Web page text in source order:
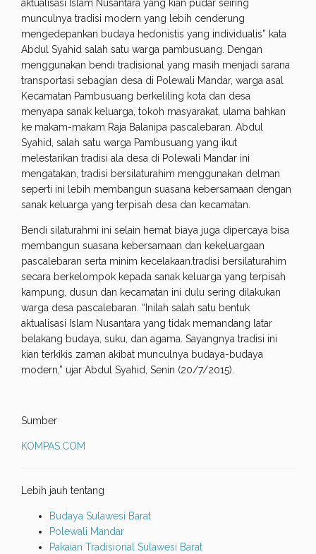
aktualisasi Islam Nusantara yang kian pudar seiring
munculnya tradisi modern yang lebih cenderung
mengedepankan budaya hedonistis yang individualis” kata
Abdul Syahid salah satu warga pambusuang. Dengan
menggunakan bendi tradisional yang masih menjadi sarana
transportasi sebagian desa di Polewali Mandar, warga asal
Kecamatan Pambusuang berkeliling kota dan desa
menyapa sanak keluarga, tokoh masyarakat, ulama bahkan
ke makam-makam Raja Balanipa pascalebaran. Abdul
Syahid, salah satu warga Pambusuang yang ikut
melestarikan tradisi ala desa di Polewali Mandar ini
mengatakan, tradisi bersilaturahim menggunakan delman
seperti ini lebih membangun suasana kebersamaan dengan
sanak keluarga yang terpisah desa dan kecamatan.
Bendi silaturahmi ini selain hemat biaya juga dipercaya bisa
membangun suasana kebersamaan dan kekeluargaan
pascalebaran serta minim kecelakaan.tradisi bersilaturahim
secara berkelompok kepada sanak keluarga yang terpisah
kampung, dusun dan kecamatan ini dulu sering dilakukan
warga desa pascalebaran. “Inilah salah satu bentuk
aktualisasi Islam Nusantara yang tidak memandang latar
belakang budaya, suku, dan agama. Sayangnya tradisi ini
kian terkikis zaman akibat munculnya budaya-budaya
modern,” ujar Abdul Syahid, Senin (20/7/2015).
Sumber
KOMPAS.COM
Lebih jauh tentang
Budaya Sulawesi Barat
Polewali Mandar
Pakaian Tradisional Sulawesi Barat